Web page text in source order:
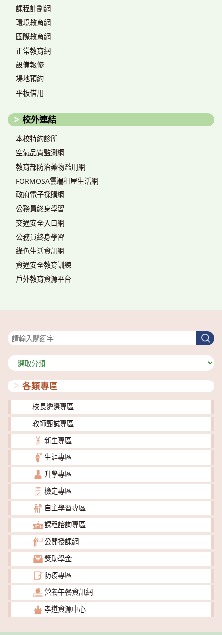
課程計劃網
環境教育網
國際教育網
正常教育網
設備報修
場地預約
平板借用
校外連結
本校特約診所
空氣品質監測網
教育部防治藥物濫用網
FORMOSA雲端租屋生活網
政府電子採購網
公務員終身學習
交通安全入口網
公務員終身學習
綠色生活資訊網
資通安全教育訓練
戶外教育資源平台
搜
尋
分
類
各類專區
校長遴選專區
教師甄試專區
新生專區
生涯專區
升學專區
檢定專區
自主學習專區
課程諮詢專區
公開授課網
獎助學金
防疫專區
營養午餐資訊網
孝道資源中心